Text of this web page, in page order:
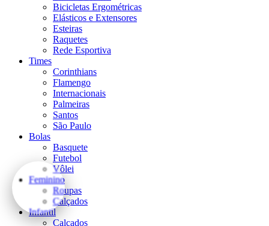
Bicicletas Ergométricas
Elásticos e Extensores
Esteiras
Raquetes
Rede Esportiva
Times
Corinthians
Flamengo
Internacionais
Palmeiras
Santos
São Paulo
Bolas
Basquete
Futebol
Vôlei
Feminino
Roupas
Calçados
Infantil
Calçados